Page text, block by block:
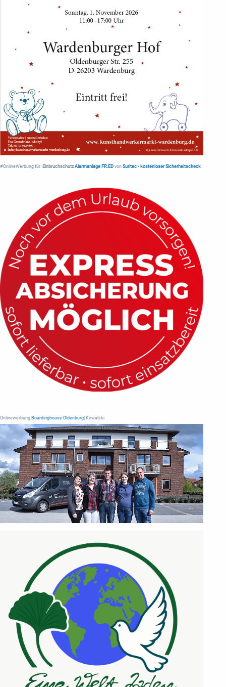
#OnlineWerbung für Einbruchschutz Alarmanlage FR.ED von Suritec • kostenloser Sicherheitscheck
Onlinewerbung Boardinghouse Oldenburg | Kowalski